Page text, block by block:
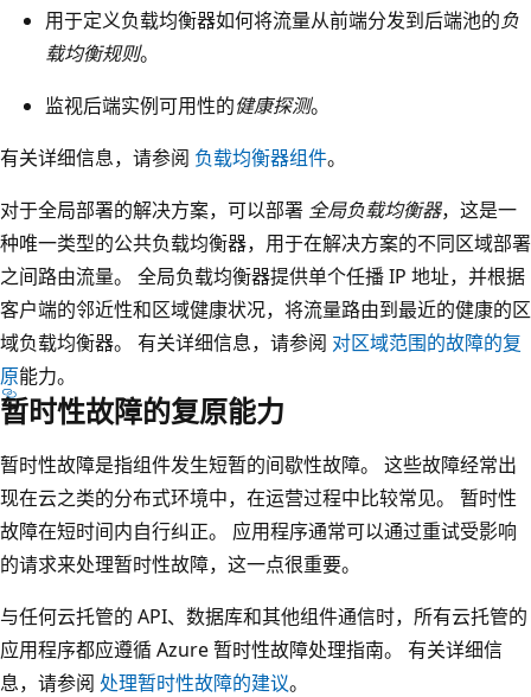
用于定义负载均衡器如何将流量从前端分发到后端池的负
载均衡规则。
监视后端实例可用性的健康探测。
有关详细信息，请参阅 负载均衡器组件。
对于全局部署的解决方案，可以部署 全局负载均衡器，这是一
种唯一类型的公共负载均衡器，用于在解决方案的不同区域部署
之间路由流量。 全局负载均衡器提供单个任播 IP 地址，并根据
客户端的邻近性和区域健康状况，将流量路由到最近的健康的区
域负载均衡器。 有关详细信息，请参阅 对区域范围的故障的复
原能力。
暂时性故障的复原能力
暂时性故障是指组件发生短暂的间歇性故障。 这些故障经常出
现在云之类的分布式环境中，在运营过程中比较常见。 暂时性
故障在短时间内自行纠正。 应用程序通常可以通过重试受影响
的请求来处理暂时性故障，这一点很重要。
与任何云托管的 API、数据库和其他组件通信时，所有云托管的
应用程序都应遵循 Azure 暂时性故障处理指南。 有关详细信
息，请参阅 处理暂时性故障的建议。